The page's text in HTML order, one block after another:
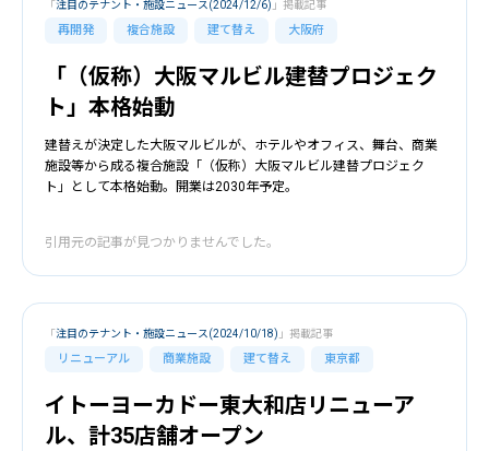
再開発 複合施設 建て替え 大阪府
「注目のテナント・施設ニュース(2024/12/6) 」掲載記事
「（仮称）大阪マルビル建替プロジェク
ト」本格始動
建替えが決定した大阪マルビルが、ホテルやオフィス、舞台、商業
施設等から成る複合施設「（仮称）大阪マルビル建替プロジェク
ト」として本格始動。開業は2030年予定。
引用元の記事が見つかりませんでした。
リニューアル 商業施設 建て替え 東京都
「注目のテナント・施設ニュース(2024/10/18) 」掲載記事
イトーヨーカドー東大和店リニューア
ル、計35店舗オープン